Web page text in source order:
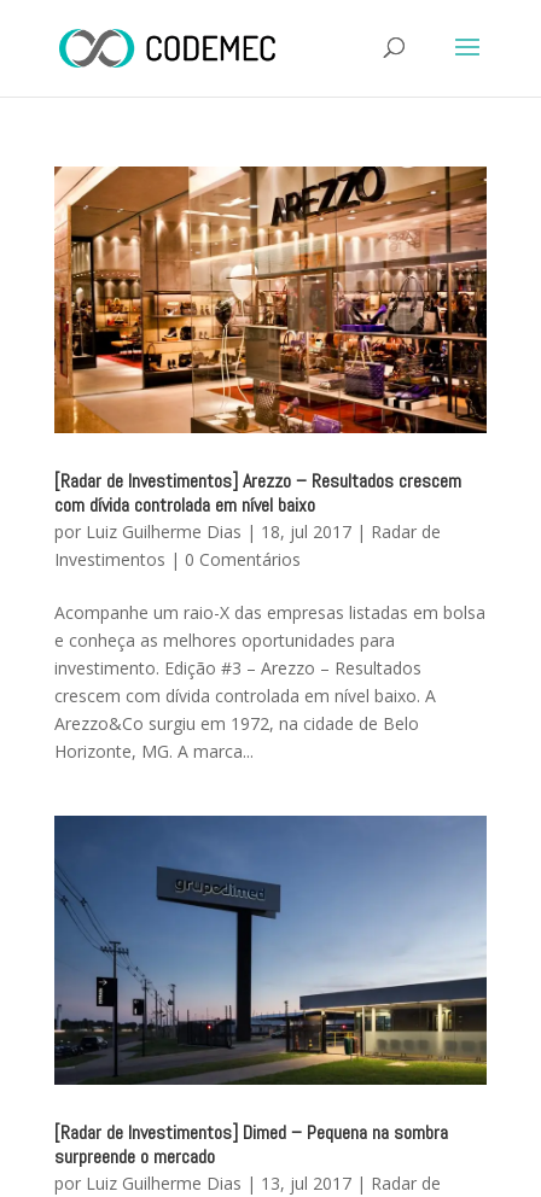
[Radar de Investimentos] Arezzo – Resultados crescem
com dívida controlada em nível baixo
por Luiz Guilherme Dias | 18, jul 2017| Radar de
Investimentos | 0 Comentários
Acompanhe um raio-X das empresas listadas em bolsa
e conheça as melhores oportunidades para
investimento. Edição #3 – Arezzo – Resultados
crescem com dívida controlada em nível baixo. A
Arezzo&Co surgiu em 1972, na cidade de Belo
Horizonte, MG. A marca...
[Radar de Investimentos] Dimed – Pequena na sombra
surpreende o mercado
por Luiz Guilherme Dias | 13, jul 2017| Radar de